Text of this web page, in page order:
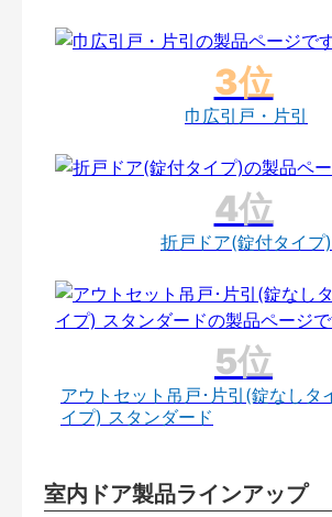
巾広引戸・片引
折戸ドア(錠付タイプ)
アウトセット吊戸･片引(錠なしタ
イプ) スタンダード
室内ドア製品ラインアップ